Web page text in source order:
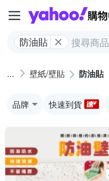
防油貼
壁紙/壁貼 防油貼
品牌 快速到貨